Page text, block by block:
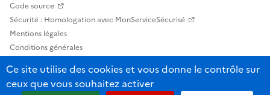
Code source
Sécurité : Homologation avec MonServiceSécurisé
Mentions légales
Conditions générales
Statistiques, lexiques et indicateurs
Sauf mention contraire, tous les contenus de ce site sont sous licence
Ce site utilise des cookies et vous donne le contrôle sur
ceux que vous souhaitez activer